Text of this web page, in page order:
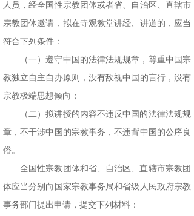
人员，经全国性宗教团体或者省、自治区、直辖市
宗教团体邀请，拟在寺观教堂讲经、讲道的，应当
符合下列条件：
（一）遵守中国的法律法规规章，尊重中国宗
教独立自主自办原则，没有敌视中国的言行，没有
宗教极端思想倾向；
（二）拟讲授的内容不违反中国的法律法规规
章，不干涉中国的宗教事务，不违背中国的公序良
俗。
全国性宗教团体和省、自治区、直辖市宗教团
体应当分别向国家宗教事务局和省级人民政府宗教
事务部门提出申请，提交下列材料：